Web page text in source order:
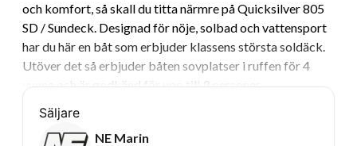
och komfort, så skall du titta närmre på Quicksilver 805
SD / Sundeck. Designad för nöje, solbad och vattensport
har du här en båt som erbjuder klassens största soldäck.
Utöver det så erbjuder båten sovplatser i ruffen för 4
vuxna och är godkänd för upp till 9 personer.
Utrustning:
Ingår gör en US-vagn 30km.
Säljare
NE Marin